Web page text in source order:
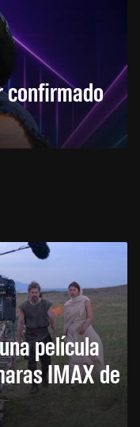
confirmado
película
IMAX de